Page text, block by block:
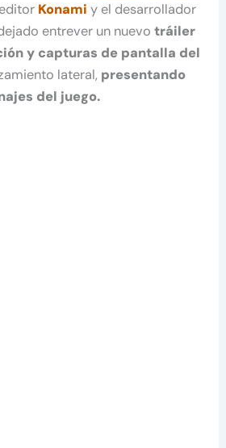
Konami y el desarrollador
entrever un nuevotráiler
y capturas de pantalla del
lateral, presentando
del juego.